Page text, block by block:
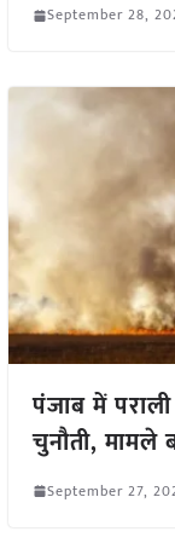
September 28,
पंजाब में
चुनौती, मामले
September 27,